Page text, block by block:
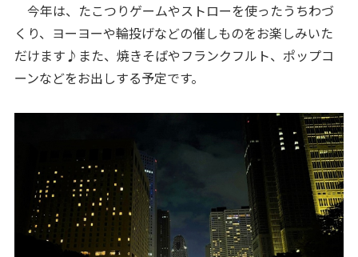
今年は、たこつりゲームやストローを使ったうちわづ
くり、ヨーヨーや輪投げなどの催しものをお楽しみいた
だけます♪また、焼きそばやフランクフルト、ポップコ
ーンなどをお出しする予定です。